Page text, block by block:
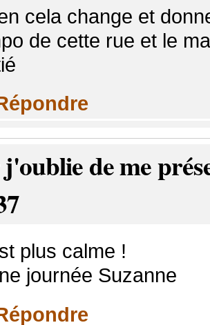
cela change et
de cette rue et le
de me
plus calme !
journée Suzanne